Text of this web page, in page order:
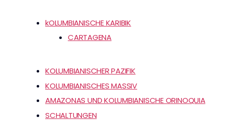
kOLUMBIANISCHE KARIBIK
CARTAGENA
KOLUMBIANISCHER PAZIFIK
KOLUMBIANISCHES MASSIV
AMAZONAS UND KOLUMBIANISCHE ORINOQUIA
SCHALTUNGEN